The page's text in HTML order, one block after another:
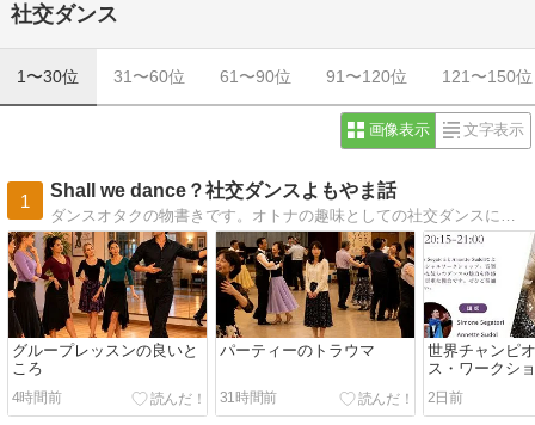
社交ダンス
1〜30位 31〜60位 61〜90位 91〜120位 121〜150位
画像表示 文字表示
1
Shall we dance？社交ダンスよもやま話
グループレッスンの良いと
ころ
4時間前
パーティーのトラウマ
31時間前
世界チャンピ
ス・ワークシ
2日前